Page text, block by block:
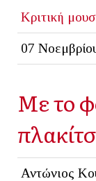
Κριτική
07
Με το
Αντώνιος